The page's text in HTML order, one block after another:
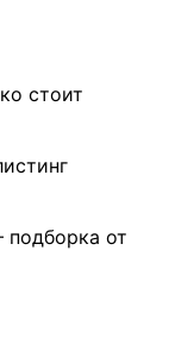
стоит
подборка от